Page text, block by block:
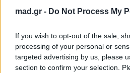
mad.gr - Do Not Process My
If you wish to opt-out of the sale,
processing of your personal or
targeted advertising by us, please
section to confirm your selection.